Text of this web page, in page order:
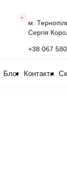
м.
Сергія
+38 067
Блог Контакти